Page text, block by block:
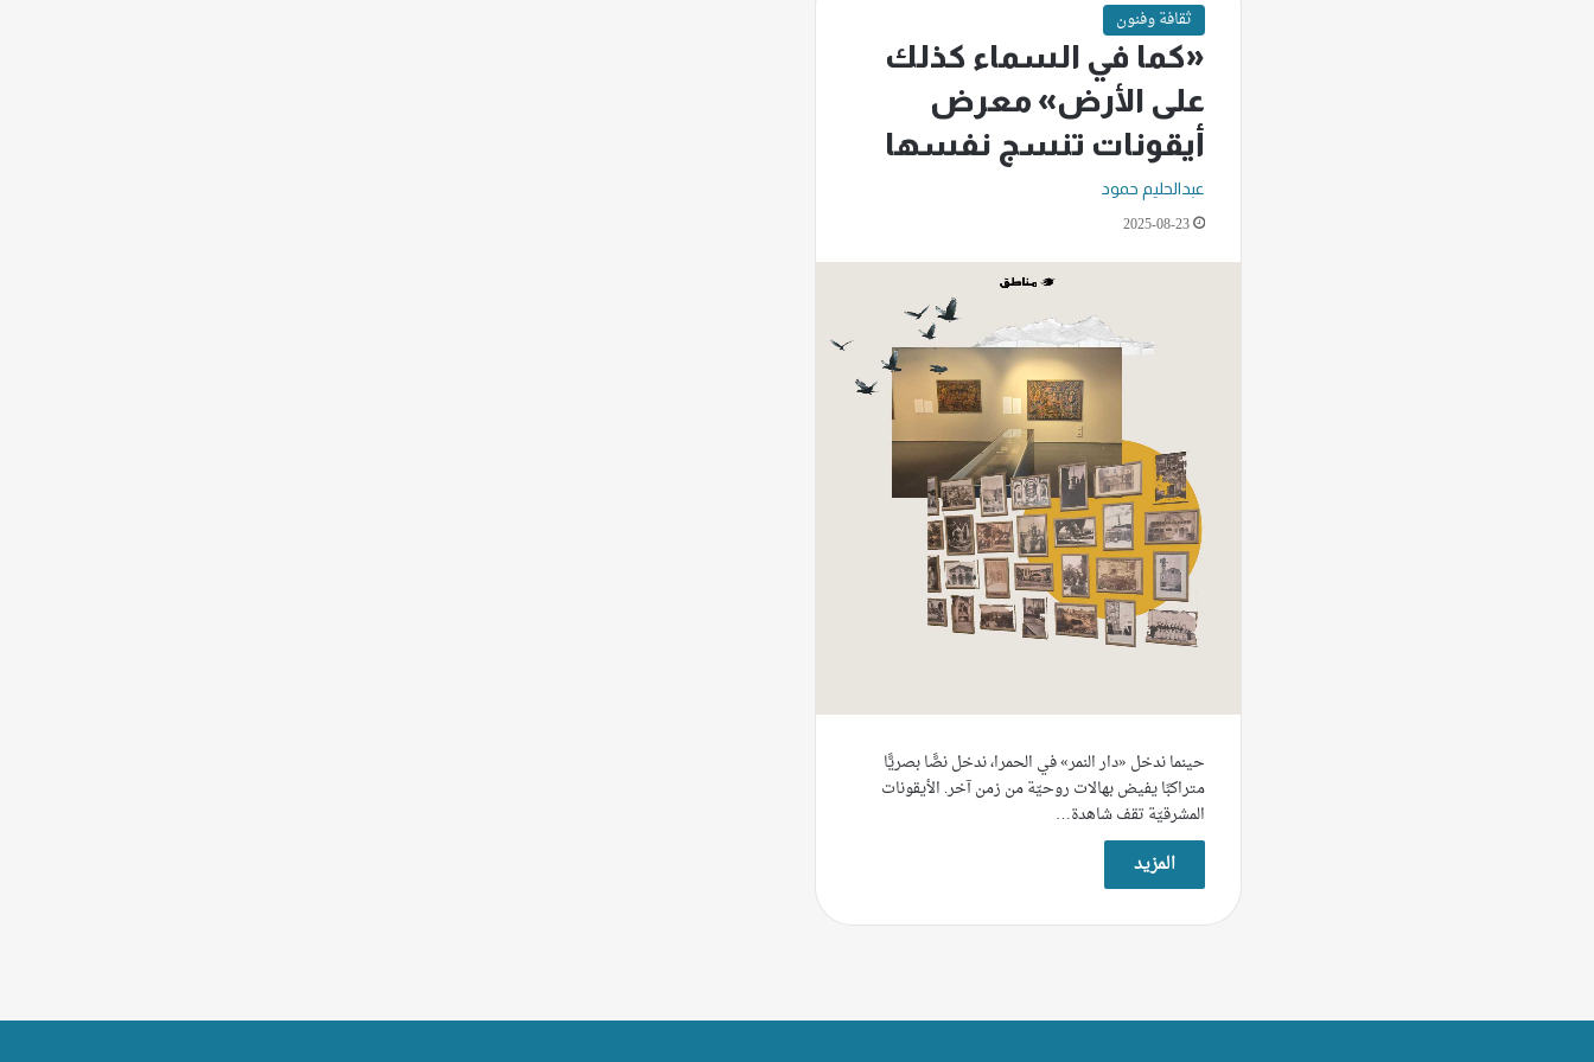
ثقافة وفنون
«كما في السماء كذلك
على الأرض» معرض
أيقونات تنسج نفسها
عبدالحليم حمود
2025-08-23
حينما ندخل «دار النمر» في الحمرا، ندخل نصًّا بصريًّا
متراكبًا يفيض بهالات روحيّة من زمن آخر. الأيقونات
المشرقيّة تقف شاهدة…
المزيد